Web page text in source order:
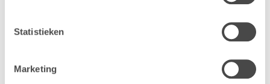
Statistieken
Marketing
jouw team